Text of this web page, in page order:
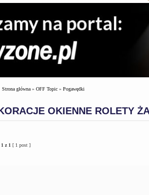
Strona główna » OFF Topic » Pogawędki
OKIENNE ROLETY
1 z 1 [ 1 post ]